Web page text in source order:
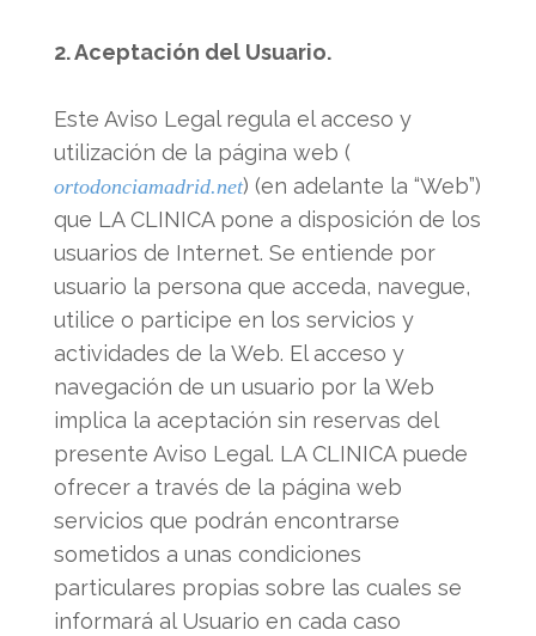
2. Aceptación del Usuario.
Este Aviso Legal regula el acceso y
utilización de la página web (
ortodonciamadrid.net) (en adelante la “Web”)
que LA CLINICA pone a disposición de los
usuarios de Internet. Se entiende por
usuario la persona que acceda, navegue,
utilice o participe en los servicios y
actividades de la Web. El acceso y
navegación de un usuario por la Web
implica la aceptación sin reservas del
presente Aviso Legal. LA CLINICA puede
ofrecer a través de la página web
servicios que podrán encontrarse
sometidos a unas condiciones
particulares propias sobre las cuales se
informará al Usuario en cada caso